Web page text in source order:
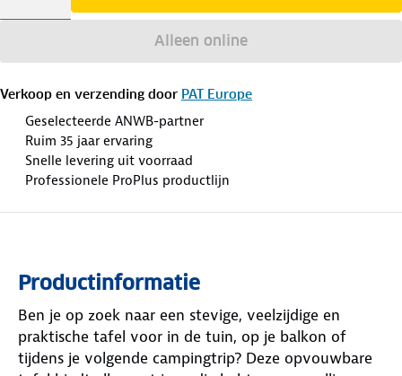
Alleen online
Verkoop en verzending door PAT Europe
Geselecteerde ANWB-partner
Ruim 35 jaar ervaring
Snelle levering uit voorraad
Professionele ProPlus productlijn
Productinformatie
Ben je op zoek naar een stevige, veelzijdige en
praktische tafel voor in de tuin, op je balkon of
tijdens je volgende campingtrip? Deze opvouwbare